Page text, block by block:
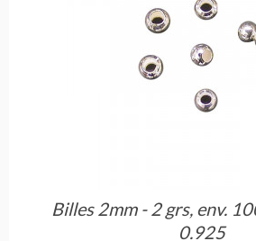
Billes 2mm - 2 grs, env.
0.925